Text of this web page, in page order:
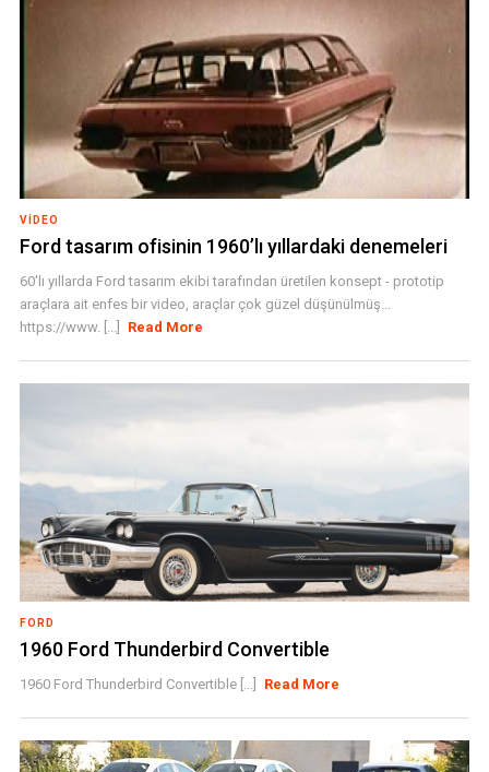
VIDEO
Ford tasarım ofisinin 1960’lı yıllardaki denemeleri
60'lı yıllarda Ford tasarım ekibi tarafından üretilen konsept - prototip
araçlara ait enfes bir video, araçlar çok güzel düşünülmüş...
https://www. [...]
Read More
FORD
1960 Ford Thunderbird Convertible
1960 Ford Thunderbird Convertible [...] Read More